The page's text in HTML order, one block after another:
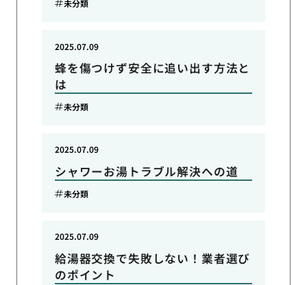
未分類
蜂を傷つけず安全に追い出す方法と
は
2025.07.09
未分類
シャワーお湯トラブル解決への道
2025.07.09
未分類
給湯器交換で失敗しない！業者選び
のポイント
2025.07.09